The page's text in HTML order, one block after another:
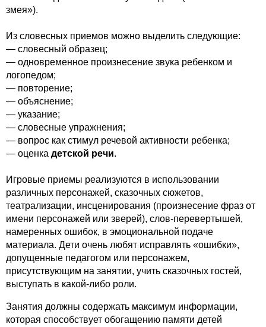
змея»).
Из словесных приемов можно выделить следующие:
— словесный образец;
— одновременное произнесение звука ребенком и
логопедом;
— повторение;
— объяснение;
— указание;
— словесные упражнения;
— вопрос как стимул речевой активности ребенка;
— оценка детской речи.
Игровые приемы реализуются в использовании
различных персонажей, сказочных сюжетов,
театрализации, инсценирования (произнесение фраз от
имени персонажей или зверей), слов-перевертышей,
намеренных ошибок, в эмоциональной подаче
материала. Дети очень любят исправлять «ошибки»,
допущенные педагогом или персонажем,
присутствующим на занятии, учить сказочных гостей,
выступать в какой-либо роли.
Занятия должны содержать максимум информации,
которая способствует обогащению памяти детей